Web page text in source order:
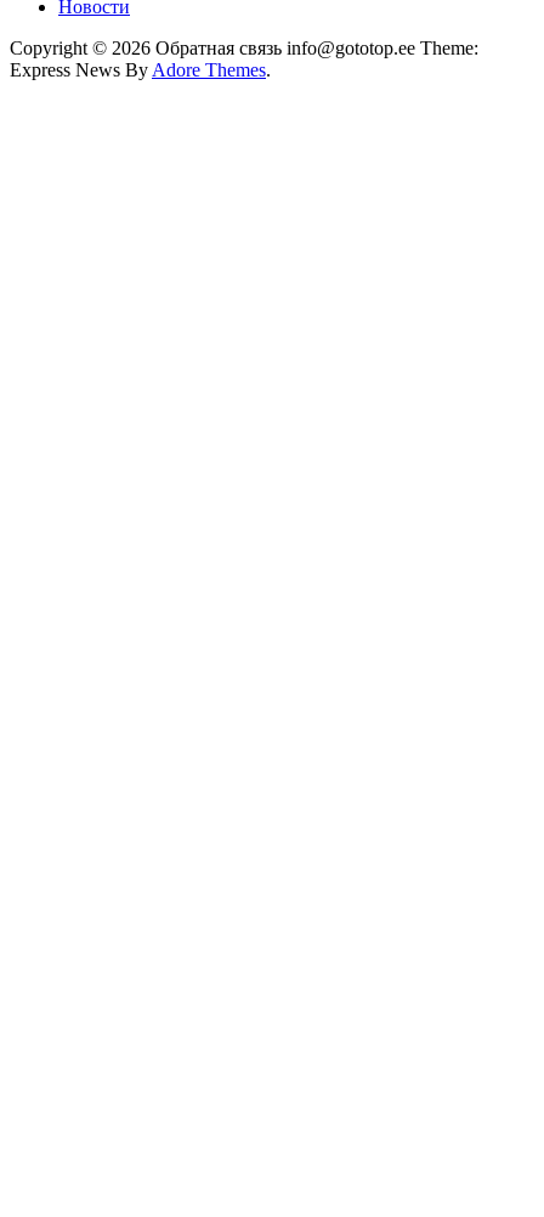
Новости
Copyright © 2026 Обратная связь info@gototop.ee Theme:
Express News By Adore Themes.